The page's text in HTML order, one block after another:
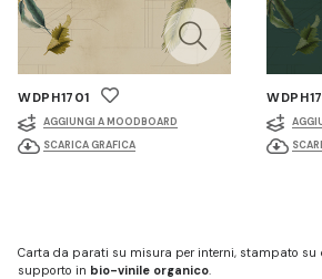
WDPH1701
AGGIUNGI A MOODBOARD
SCARICA GRAFICA
Carta da parati su misura per interni, stampato su
supporto in bio-vinile organico.